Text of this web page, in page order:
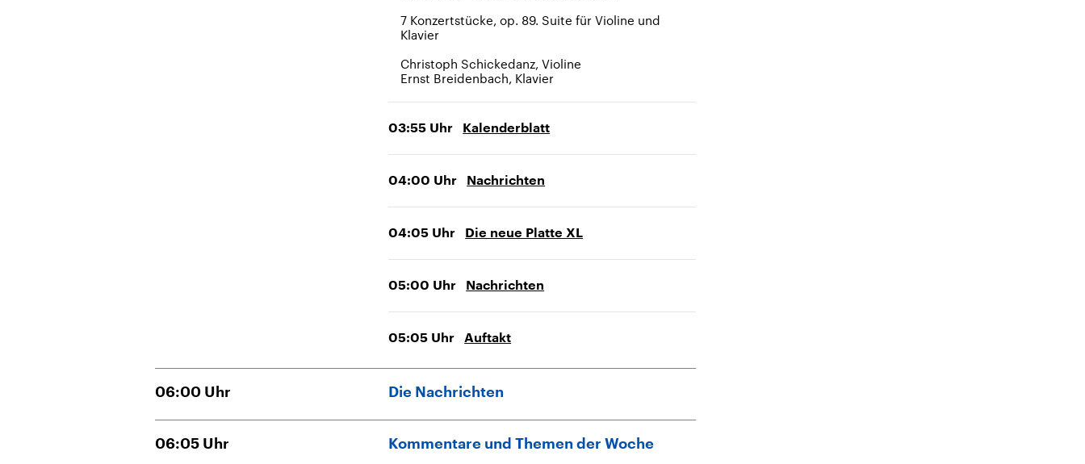
7 Konzertstücke, op. 89. Suite für Violine und
Klavier
Christoph Schickedanz, Violine
Ernst Breidenbach, Klavier
03:55 Uhr Kalenderblatt
04:00 Uhr Nachrichten
04:05 Uhr Die neue Platte XL
05:00 Uhr Nachrichten
05:05 Uhr Auftakt
06:00 Uhr Die Nachrichten
06:05 Uhr Kommentare und Themen der Woche